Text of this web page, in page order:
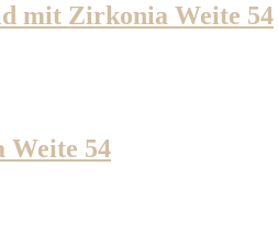
mit Zirkonia Weite 54
Weite 54